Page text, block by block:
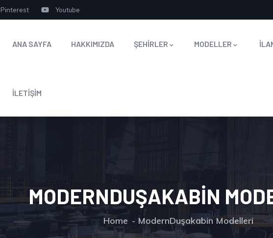
Pinterest Youtube
ANA SAYFA HAKKIMIZDA ŞEHİRLER MODELLER
İLETİŞİM
MODERNDUŞAKABIN
Home ModernDuşakabin Modelleri